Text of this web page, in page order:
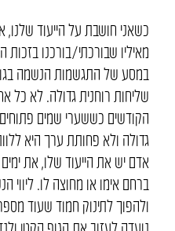
כשאני חושבת על הייעוד שלנו,
מאיליו שבורכתי/בורכנו
במסע של התגשמות הנשמה
שליחות רוחנית גדולה. לא כל
הקודשים כששערי שמים
גדולה ולא פחותת ערך היא
אדם יש את הייעוד שלו, את
ברחם אימו או מחוצה לו.
ולהפוך לתינוק חמוד שעוד